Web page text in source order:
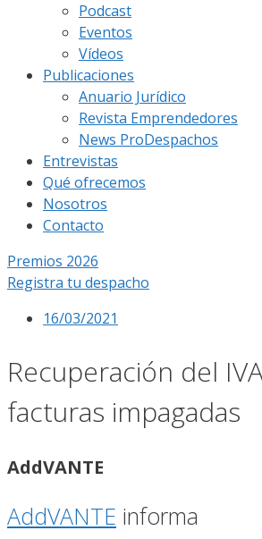
Podcast
Eventos
Vídeos
Publicaciones
Anuario Jurídico
Revista Emprendedores
News ProDespachos
Entrevistas
Qué ofrecemos
Nosotros
Contacto
Premios 2026
Registra tu despacho
16/03/2021
Recuperación del
facturas impagadas
AddVANTE
AddVANTE informa